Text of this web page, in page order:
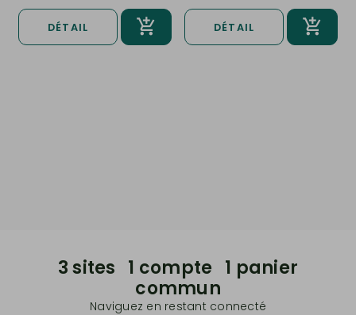
DÉTAIL DÉTAIL
3 sites 1 compte 1 panier
commun
Naviguez en restant connecté